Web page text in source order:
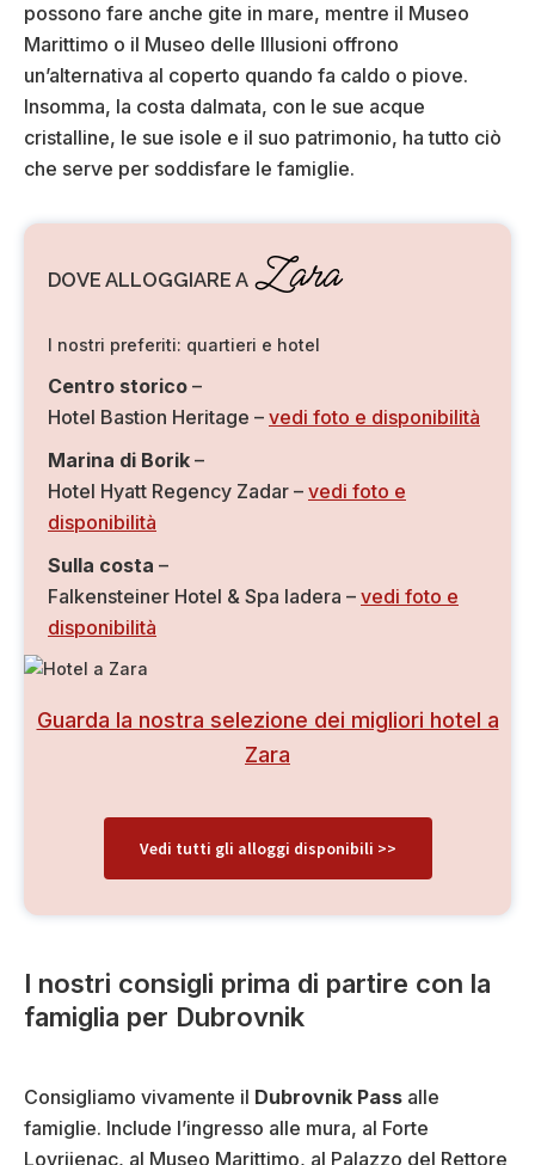
possono fare anche gite in mare, mentre il Museo
Marittimo o il Museo delle Illusioni offrono
un’alternativa al coperto quando fa caldo o piove.
Insomma, la costa dalmata, con le sue acque
cristalline, le sue isole e il suo patrimonio, ha tutto ciò
che serve per soddisfare le famiglie.
DOVE ALLOGGIARE A Zara
I nostri preferiti: quartieri e hotel
Centro storico –
Hotel Bastion Heritage – vedi foto e disponibilità
Marina di Borik –
Hotel Hyatt Regency Zadar – vedi foto e
disponibilità
Sulla costa –
Falkensteiner Hotel & Spa Iadera – vedi foto e
disponibilità
Guarda la nostra selezione dei migliori hotel a
Zara
Vedi tutti gli alloggi disponibili >>
I nostri consigli prima di partire con la
famiglia per Dubrovnik
Consigliamo vivamente il Dubrovnik Pass alle
famiglie. Include l’ingresso alle mura, al Forte
Lovrijenac, al Museo Marittimo, al Palazzo del Rettore